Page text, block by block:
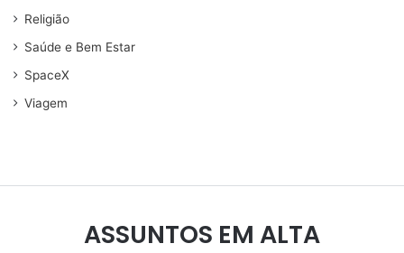
Religião
Saúde e Bem Estar
SpaceX
Viagem
ASSUNTOS EM ALTA